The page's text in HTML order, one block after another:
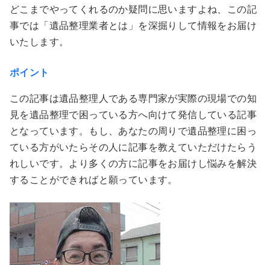
どこまでやってくれるのか疑問に思いますよね、この記
事では「遺品整理業者とは」を深掘りして情報をお届け
いたします。
ポイント
この記事は遺品整理人である専門家が実際の現場での知
見を遺品整理で困っている方へ向けて発信している記事
となっています。もし、あなたの周りで遺品整理に困っ
ている方がいたらその人に記事を教えていただけたらう
れしいです。より多くの方に記事をお届けし悩みを解決
することができればと願っています。